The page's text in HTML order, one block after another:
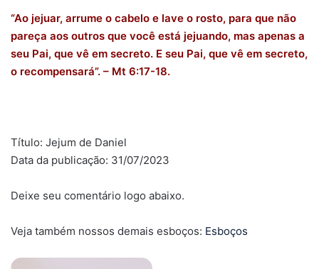
“Ao jejuar, arrume o cabelo e lave o rosto, para que não
pareça aos outros que você está jejuando, mas apenas a
seu Pai, que vê em secreto. E seu Pai, que vê em secreto,
o recompensará”. – Mt 6:17-18.
Título: Jejum de Daniel
Data da publicação: 31/07/2023
Deixe seu comentário logo abaixo.
Veja também nossos demais esboços: Esboços